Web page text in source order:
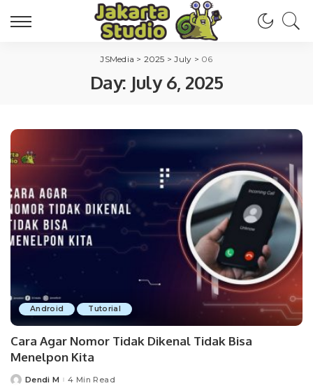
JSMedia > 2025 >July > 06
Day: July 6, 2025
Android Tutorial
Cara Agar Nomor Tidak Dikenal Tidak Bisa
Menelpon Kita
PostedDendi M 4 Min Read